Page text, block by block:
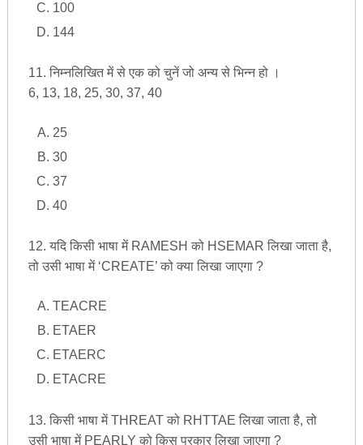
100
144
11. निम्नलिखित में से एक को चुनें जो अन्य से भिन्न हो ।
6, 13, 18, 25, 30, 37, 40
25
30
37
40
12. यदि किसी भाषा में RAMESH को HSEMAR लिखा जाता है,
तो उसी भाषा में ‘CREATE’ को क्या लिखा जाएगा ?
TEACRE
ETAER
ETAERC
ETACRE
13. किसी भाषा में THREAT को RHTTAE लिखा जाता है, तो
उसी भाषा में PEARLY को किस प्रकार लिखा जाएगा ?